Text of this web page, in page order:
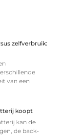
zelfverbruik:
van een
koopt
kan de
de back-